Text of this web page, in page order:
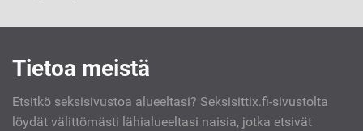
Kiinnostavat
linkit
Tietoa meistä
Etsitkö seksisivustoa alueeltasi? Seksisittix.fi-sivustolta
löydät välittömästi lähialueeltasi naisia, jotka etsivät